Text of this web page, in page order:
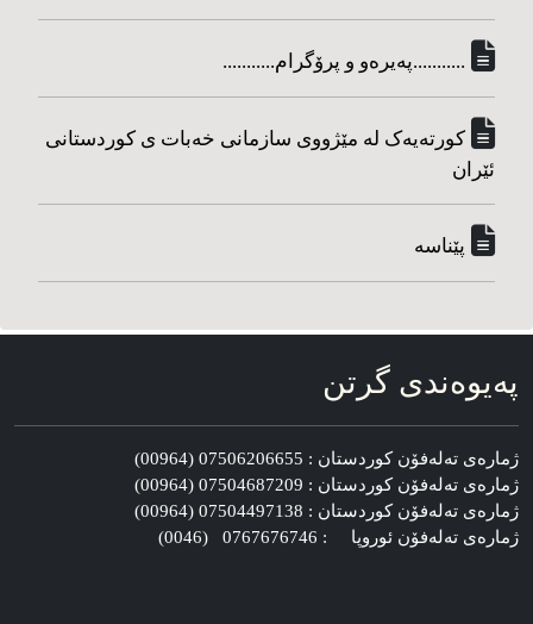
...........په‌یره‌و و پرۆگرام...........
کورته‌یه‌ک له مێژووی سازمانی خه‌بات ی کوردستانی
ئێران
پێناسه‌
په‌یوه‌ندی گرتن
ژماره‌ی ته‌له‌فۆن کوردستان : 07506206655 (00964)
ژماره‌ی ته‌له‌فۆن کوردستان : 07504687209 (00964)
ژماره‌ی ته‌له‌فۆن کوردستان : 07504497138 (00964)
ژماره‌ی ته‌له‌فۆن ئوروپا : 0767676746 (0046)